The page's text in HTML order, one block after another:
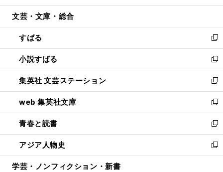
開
ウ
開
く
ン
ウ
で
開
く
ウ
ン
ド
ウ
で
開
く
文芸・文庫・総合
すばる
新
し
い
ウ
ィ
ン
ド
ウ
で
開
く
小説すばる
新
し
い
ウ
ィ
ン
ド
ウ
で
開
集英社 文芸ステーション
新
し
い
ウ
ィ
ン
ド
ウ
web 集英社文庫
新
し
い
ウ
ィ
ン
青春と読書
新
し
い
ウ
アジア人物史
新
し
学芸・ノンフィクション・新書